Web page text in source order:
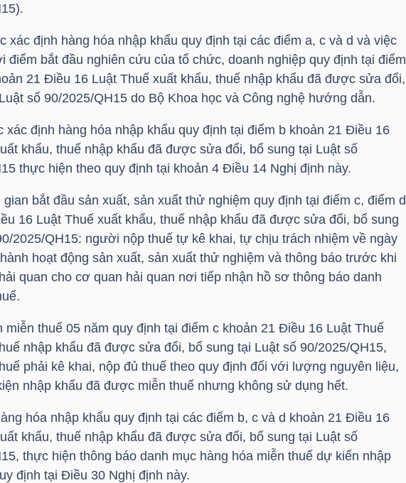
xác định hàng hóa nhập khẩu quy định tại các điểm a, c và d và việc
điểm bắt đầu nghiên cứu của tổ chức, doanh nghiệp quy định tại điểm
21 Điều 16 Luật Thuế xuất khẩu, thuế nhập khẩu đã được sửa đổi,
số 90/2025/QH15 do Bộ Khoa học và Công nghệ hướng dẫn.
xác định hàng hóa nhập khẩu quy định tại điểm b khoản 21 Điều 16
khẩu, thuế nhập khẩu đã được sửa đổi, bổ sung tại Luật số
thực hiện theo quy định tại khoản 4 Điều 14 Nghị định này.
bắt đầu sản xuất, sản xuất thử nghiệm quy định tại điểm c, điểm d
16 Luật Thuế xuất khẩu, thuế nhập khẩu đã được sửa đổi, bổ sung
2025/QH15: người nộp thuế tự kê khai, tự chịu trách nhiệm về ngày
hoạt động sản xuất, sản xuất thử nghiệm và thông báo trước khi
quan cho cơ quan hải quan nơi tiếp nhận hồ sơ thông báo danh
miễn thuế 05 năm quy định tại điểm c khoản 21 Điều 16 Luật Thuế
nhập khẩu đã được sửa đổi, bổ sung tại Luật số 90/2025/QH15,
phải kê khai, nộp đủ thuế theo quy định đối với lượng nguyên liệu,
nhập khẩu đã được miễn thuế nhưng không sử dụng hết.
hóa nhập khẩu quy định tại các điểm b, c và d khoản 21 Điều 16
khẩu, thuế nhập khẩu đã được sửa đổi, bổ sung tại Luật số
thực hiện thông báo danh mục hàng hóa miễn thuế dự kiến nhập
định tại Điều 30 Nghị định này.